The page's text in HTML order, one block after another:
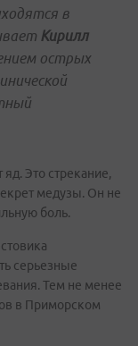
в
Кирилл
острых
Это стрекание,
медузы. Он не
боль.
серьезные
Тем не менее
в Приморском